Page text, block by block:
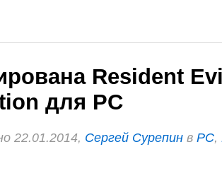
Resident
для PC
22.01.2014, Сергей Сурепин в PC,